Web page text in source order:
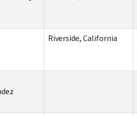
Riverside, California